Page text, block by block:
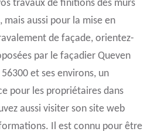
travaux de finitions des murs
aussi pour la mise en
de façade, orientez-
par le façadier Queven
et ses environs, un
pour les propriétaires dans
aussi visiter son site web
Il est connu pour être